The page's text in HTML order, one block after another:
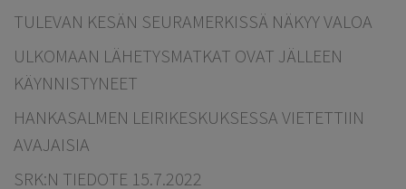
TULEVAN KESÄN SEURAMERKISSÄ NÄKYY VALOA
ULKOMAAN LÄHETYSMATKAT OVAT JÄLLEEN
KÄYNNISTYNEET
HANKASALMEN LEIRIKESKUKSESSA VIETETTIIN
AVAJAISIA
SRK:N TIEDOTE 15.7.2022